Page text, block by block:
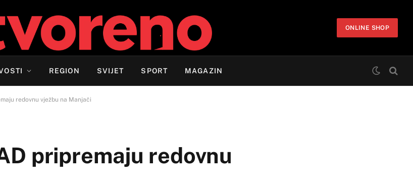
ONLINE SHOP
REGION SVIJET SPORT MAGAZIN
redovnu vježbu na Manjači
pripremaju redovnu